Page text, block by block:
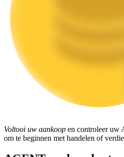
Launchpool
Flexibel staken om populaire
Voltooi uw aankoop en controleer uw
om te beginnen met handelen of